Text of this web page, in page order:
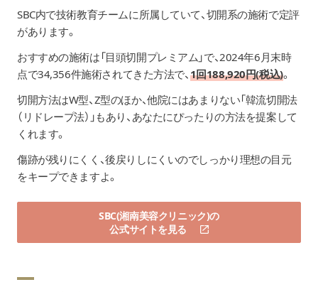
SBC内で技術教育チームに所属していて、切開系の施術で定評
があります。
おすすめの施術は「目頭切開プレミアム」で、2024年6月末時
点で34,356件施術されてきた方法で、1回188,920円(税込)。
切開方法はW型、Z型のほか、他院にはあまりない「韓流切開法
（リドレープ法）」もあり、あなたにぴったりの方法を提案して
くれます。
傷跡が残りにくく、後戻りしにくいのでしっかり理想の目元
をキープできますよ。
SBC(湘南美容クリニック)の
公式サイトを見る